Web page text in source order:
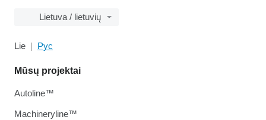
Lietuva / lietuvių
Lie Рус
Mūsų projektai
Autoline™
Machineryline™